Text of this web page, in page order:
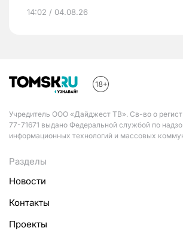
14:02 / 04.08.26
Учредитель ООО «Дайджест ТВ». Св-во о
77-71671 выдано Федеральной службой по
информационных технологий и массовых
Разделы
Новости
Контакты
Проекты